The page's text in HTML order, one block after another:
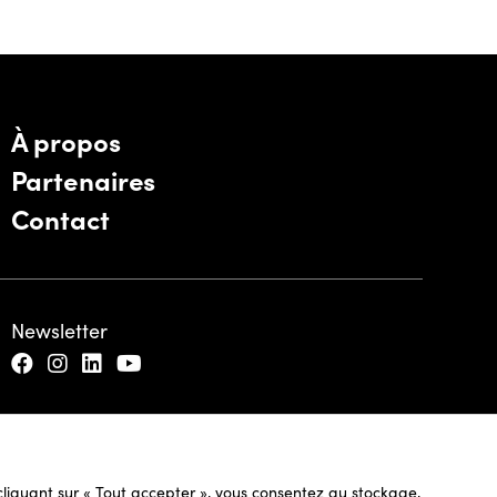
sur « Tout accepter », vous consentez au stockage,
À propos
Partenaires
Contact
Newsletter